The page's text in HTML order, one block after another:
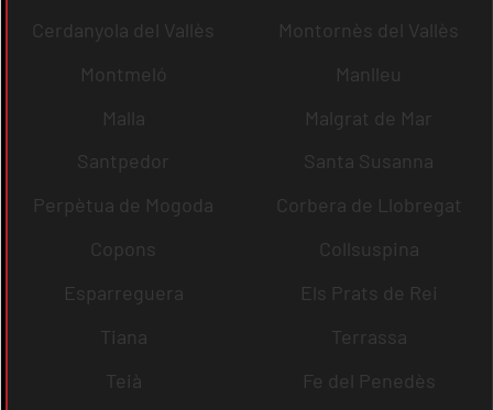
Cerdanyola del Vallès
Montornès del Vallès
Montmeló
Manlleu
Malla
Malgrat de Mar
Santpedor
Santa Susanna
Perpètua de Mogoda
Corbera de Llobregat
Copons
Collsuspina
Esparreguera
Els Prats de Rei
Tiana
Terrassa
Teià
Fe del Penedès